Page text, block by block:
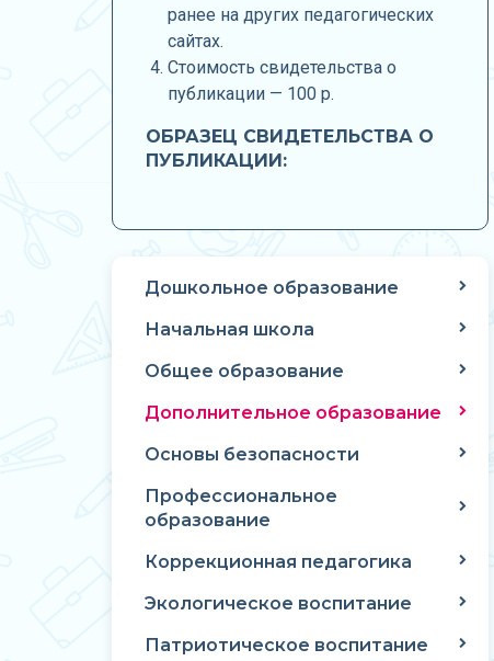
ранее на других педагогических
сайтах.
Стоимость свидетельства о
публикации — 100 р.
ОБРАЗЕЦ СВИДЕТЕЛЬСТВА О
ПУБЛИКАЦИИ:
Дошкольное образование
Начальная школа
Общее образование
Дополнительное образование
Основы безопасности
Профессиональное
образование
Коррекционная педагогика
Экологическое воспитание
Патриотическое воспитание